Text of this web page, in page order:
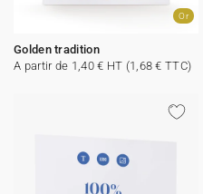
Or
Golden tradition
A partir de 1,40 € HT (1,68 € TTC)